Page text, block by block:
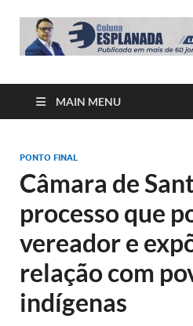
MAIN MENU
PONTO FINAL
Câmara de
processo que
vereador e
relação com
indígenas